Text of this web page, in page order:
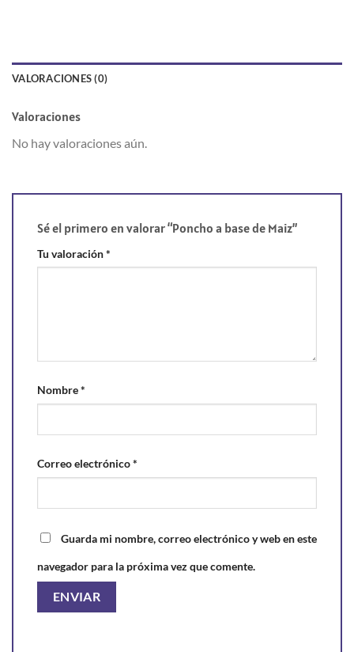
VALORACIONES (0)
Valoraciones
No hay valoraciones aún.
Sé el primero en valorar “Poncho a base de Maiz”
Tu valoración*
Nombre*
Correo electrónico*
Guarda mi nombre, correo electrónico y web en este
navegador para la próxima vez que comente.